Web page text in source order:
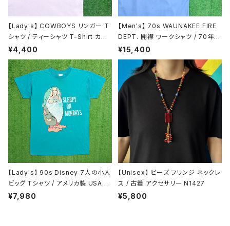
【Lady's】 COWBOYS リンガー T
シャツ / ティーシャツ T-Shirt カウ
ボーイ リンガー リブ 2199
¥4,400
【Men's】 70s WAUNAKEE FIRE
DEPT. 開襟 ワークシャツ / 70年代
古着 シャツ 半袖 N1484
¥15,400
【Lady's】 90s Disney 7人の小人
ビッグ Tシャツ / アメリカ製 USA製
90年代 ディズニー ワンピース ワン
¥7,980
【Unisex】 ビーズ フリンジ ネックレ
ス / 古着 アクセサリー N1427
¥5,800